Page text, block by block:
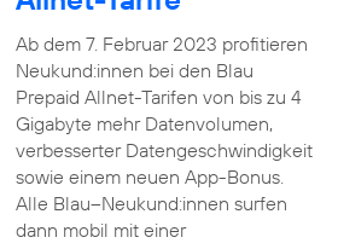
Ab dem 7. Februar 2023 profitieren
Neukund:innen bei den Blau
Prepaid Allnet-Tarifen von bis zu 4
Gigabyte mehr Datenvolumen,
verbesserter Datengeschwindigkeit
sowie einem neuen App-Bonus.
Alle Blau–Neukund:innen surfen
dann mobil mit einer